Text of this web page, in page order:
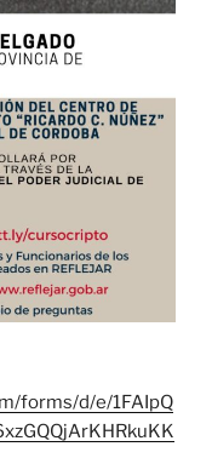
forms/d/e/1FAIpQ